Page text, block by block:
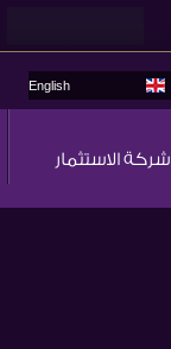
English
شركة الاستثمار